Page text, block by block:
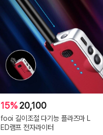
15%20,100
fooi 길이조절 다기능 플라즈마 L
ED램프 전자라이터